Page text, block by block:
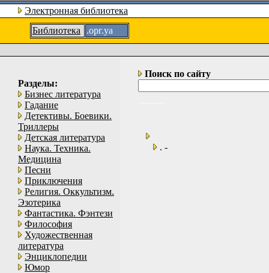
Электронная библиотека
Библиотека
.орг.уа
Разделы:
Бизнес литература
Гадание
Детективы. Боевики.
Триллеры
Детская литература
Наука. Техника.
Медицина
Песни
Приключения
Религия. Оккультизм.
Эзотерика
Фантастика. Фэнтези
Философия
Художественная
литература
Энциклопедии
Юмор
Поиск по сайту
. -